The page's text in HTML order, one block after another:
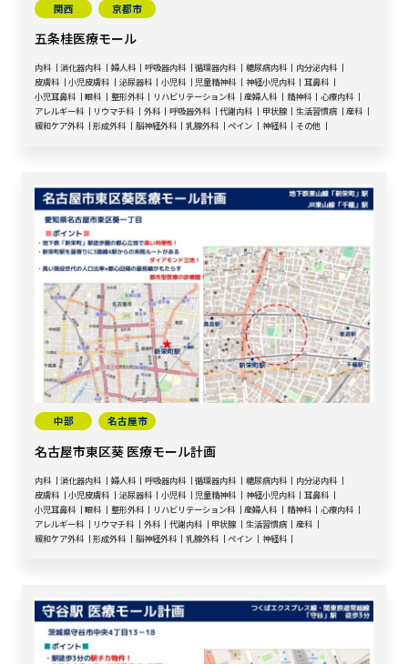
関西 京都市
五条桂医療モール
内科 消化器内科 婦人科 呼吸器内科 循環器内科 糖尿病内科
内分泌内科
皮膚科
小児皮膚科 泌尿器科 小児科 児童精神科 神経小児内科
耳鼻科
小児耳鼻科
眼科 整形外科 リハビリテーション科 産婦人科 精神科
心療内科
アレルギー科
リウマチ科 外科 呼吸器外科 代謝内科 甲状腺 生活習慣病
産科
緩和ケア外科
形成外科 脳神経外科 乳腺外科 ペイン 神経科 その他
中部 名古屋市
名古屋市東区葵 医療モール計画
内科 消化器内科 婦人科 呼吸器内科 循環器内科 糖尿病内科
内分泌内科
皮膚科
小児皮膚科 泌尿器科 小児科 児童精神科 神経小児内科
耳鼻科
小児耳鼻科
眼科 整形外科 リハビリテーション科 産婦人科 精神科
心療内科
アレルギー科
リウマチ科 外科 代謝内科 甲状腺 生活習慣病
産科
緩和ケア外科
形成外科 脳神経外科 乳腺外科 ペイン 神経科